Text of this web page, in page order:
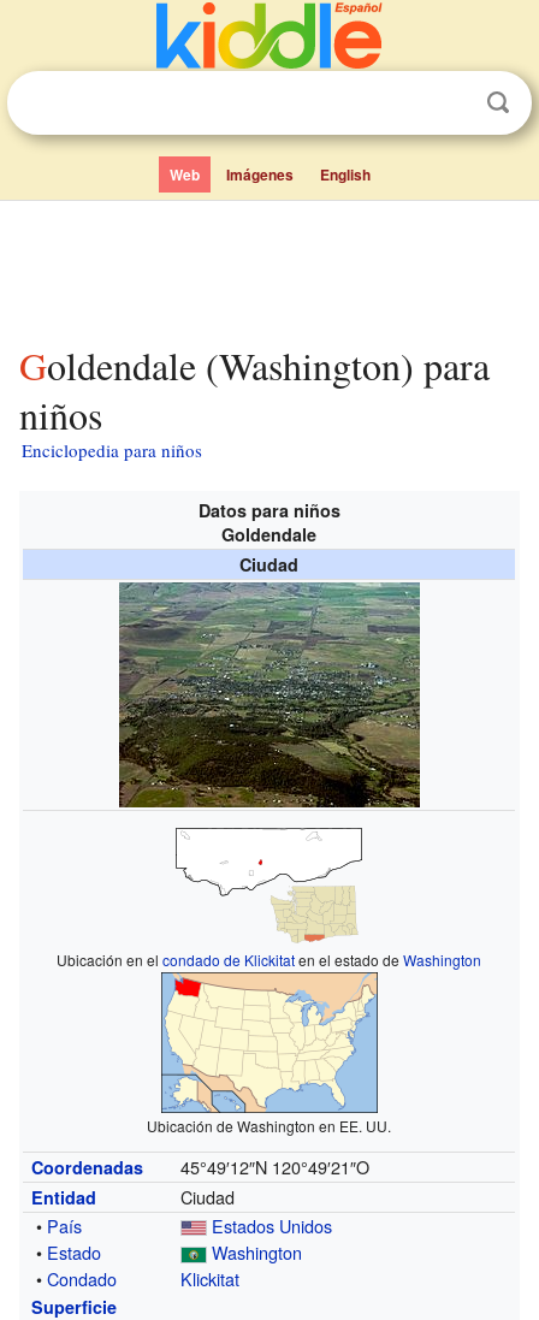
Web Imágenes English
Goldendale (Washington) para
niños
Enciclopedia para niños
Datos para niños
Goldendale
Ciudad
Ubicación en elcondado de Klickitaten el estado deWashington
Ubicación de Washington en EE. UU.
Coordenadas 45°49′12″N 120°49′21″O
Entidad
Ciudad
• País
Estados Unidos
• Estado
Washington
•Condado Klickitat
Superficie